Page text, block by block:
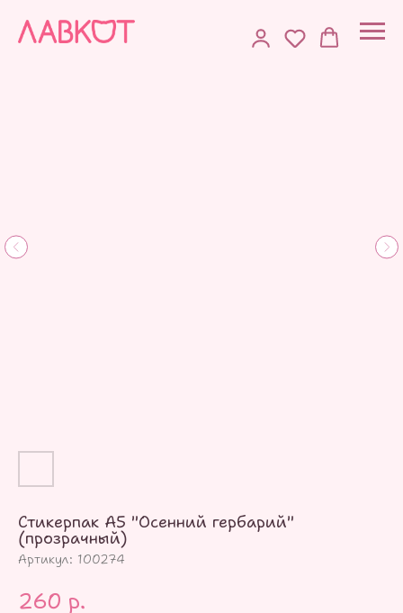
Стикерпак А5 "Осенний гербарий"
(прозрачный)
Артикул: 100274
260 р.